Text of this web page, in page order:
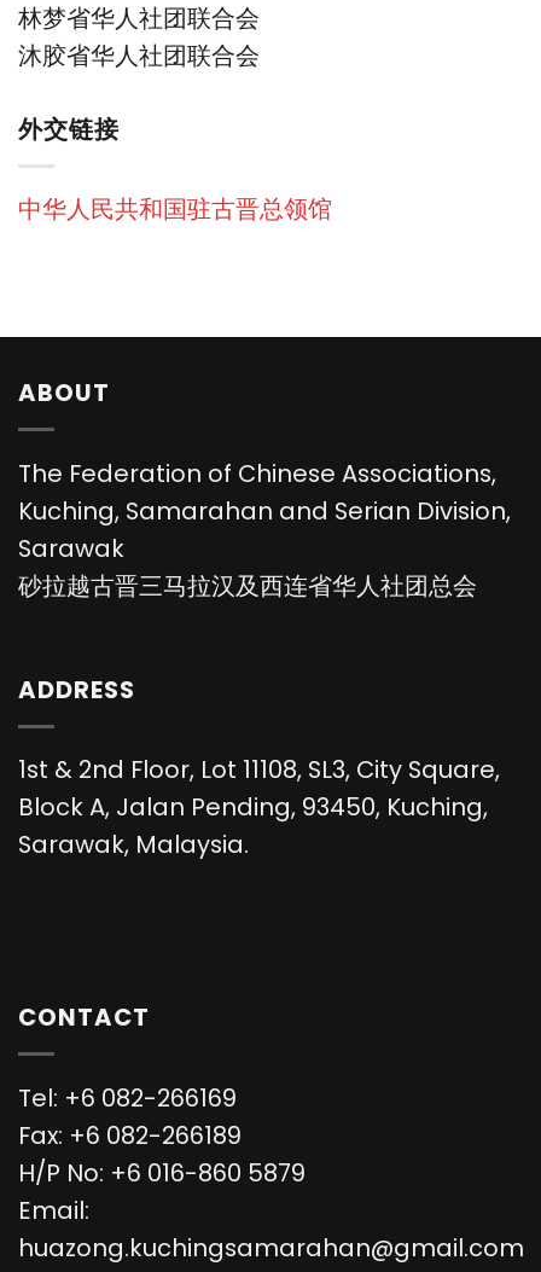
林梦省华人社团联合会
沐胶省华人社团联合会
外交链接
中华人民共和国驻古晋总领馆
ABOUT
The Federation of Chinese Associations,
Kuching, Samarahan and Serian Division,
Sarawak
砂拉越古晋三马拉汉及西连省华人社团总会
ADDRESS
1st & 2nd Floor, Lot 11108, SL3, City Square,
Block A, Jalan Pending, 93450, Kuching,
Sarawak, Malaysia.
CONTACT
Tel: +6 082-266169
Fax: +6 082-266189
H/P No: +6 016-860 5879
Email:
huazong.kuchingsamarahan@gmail.com